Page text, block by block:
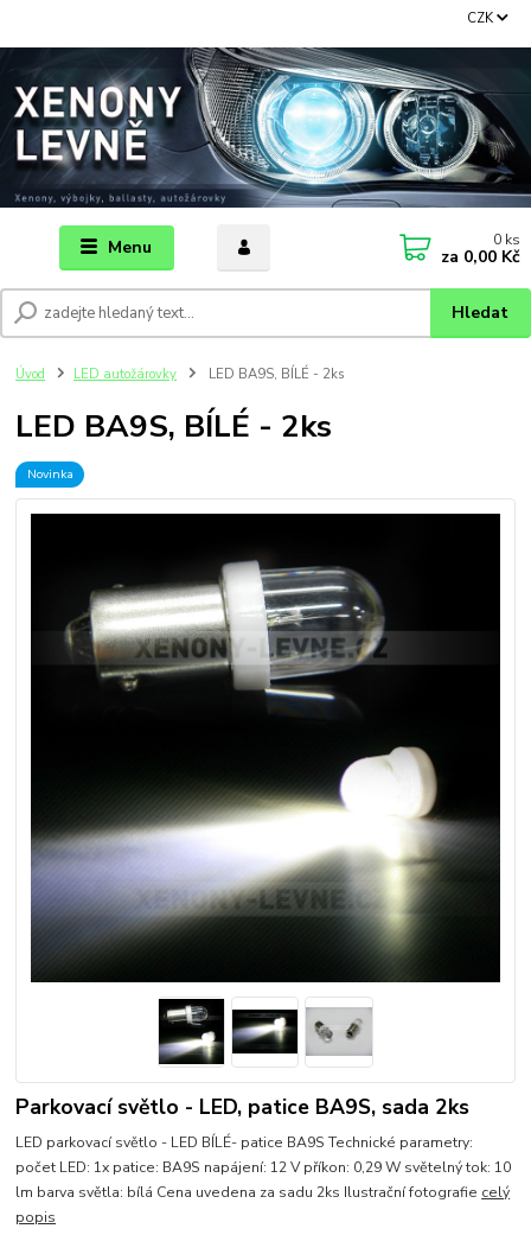
Menu
CZK
Hledat
0 ks
za 0,00 Kč
Úvod LED autožárovky LED BA9S, BÍLÉ - 2ks
LED BA9S, BÍLÉ - 2ks
Novinka
Parkovací světlo - LED, patice BA9S, sada 2ks
LED parkovací světlo - LED BÍLÉ- patice BA9S Technické parametry:
počet LED: 1x patice: BA9S napájení: 12 V příkon: 0,29 W světelný tok: 10
lm barva světla: bílá Cena uvedena za sadu 2ks Ilustrační fotografie celý
popis